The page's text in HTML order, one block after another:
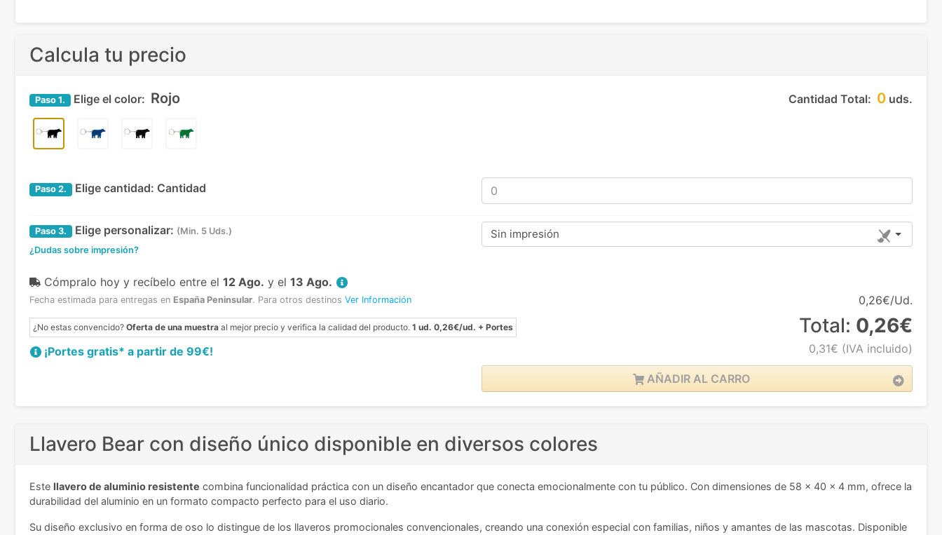
Calcula tu precio
Cantidad Total: 0 uds.
Paso 1. Elige el color: Rojo
Paso 2. Elige cantidad: Cantidad
Paso 3. Elige personalizar: (Min. 5 Uds.)
¿Dudas sobre impresión?
Sin impresión
Cómpralo hoy y recíbelo entre el 12 Ago. y el 13 Ago.
Fecha estimada para entregas en España Peninsular. Para otros destinos Ver Información
¿No estas convencido? Oferta de una muestra al mejor precio y verifica la calidad del producto. 1 ud. 0,26€/ud. + Portes
¡Portes gratis* a partir de 99€!
0,26€/Ud.
Total: 0,26€
0,31€ (IVA incluido)
AÑADIR AL CARRO
Llavero Bear con diseño único disponible en diversos colores
Este llavero de aluminio resistente combina funcionalidad práctica con un diseño encantador que conecta emocionalmente con tu público. Con dimensiones de 58 x 40 x 4 mm, ofrece la
durabilidad del aluminio en un formato compacto perfecto para el uso diario.
Su diseño exclusivo en forma de oso lo distingue de los llaveros promocionales convencionales, creando una conexión especial con familias, niños y amantes de las mascotas. Disponible